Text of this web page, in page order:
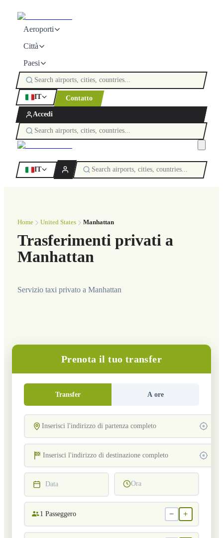
Aeroporti
Città
Paesi
IT Contatto
Accedi
IT
Home United States Manhattan
Trasferimenti privati a
Manhattan
Servizio taxi privato a Manhattan
Prenota il tuo transfer
Transfer A ore
Data Ora
1 Passeggero − +